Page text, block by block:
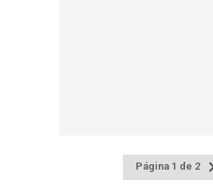
Página 1 de 2
Ir
a